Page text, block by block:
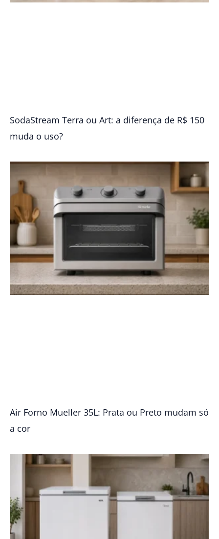
SodaStream Terra ou Art: a diferença de R$ 150
muda o uso?
Air Forno Mueller 35L: Prata ou Preto mudam só
a cor